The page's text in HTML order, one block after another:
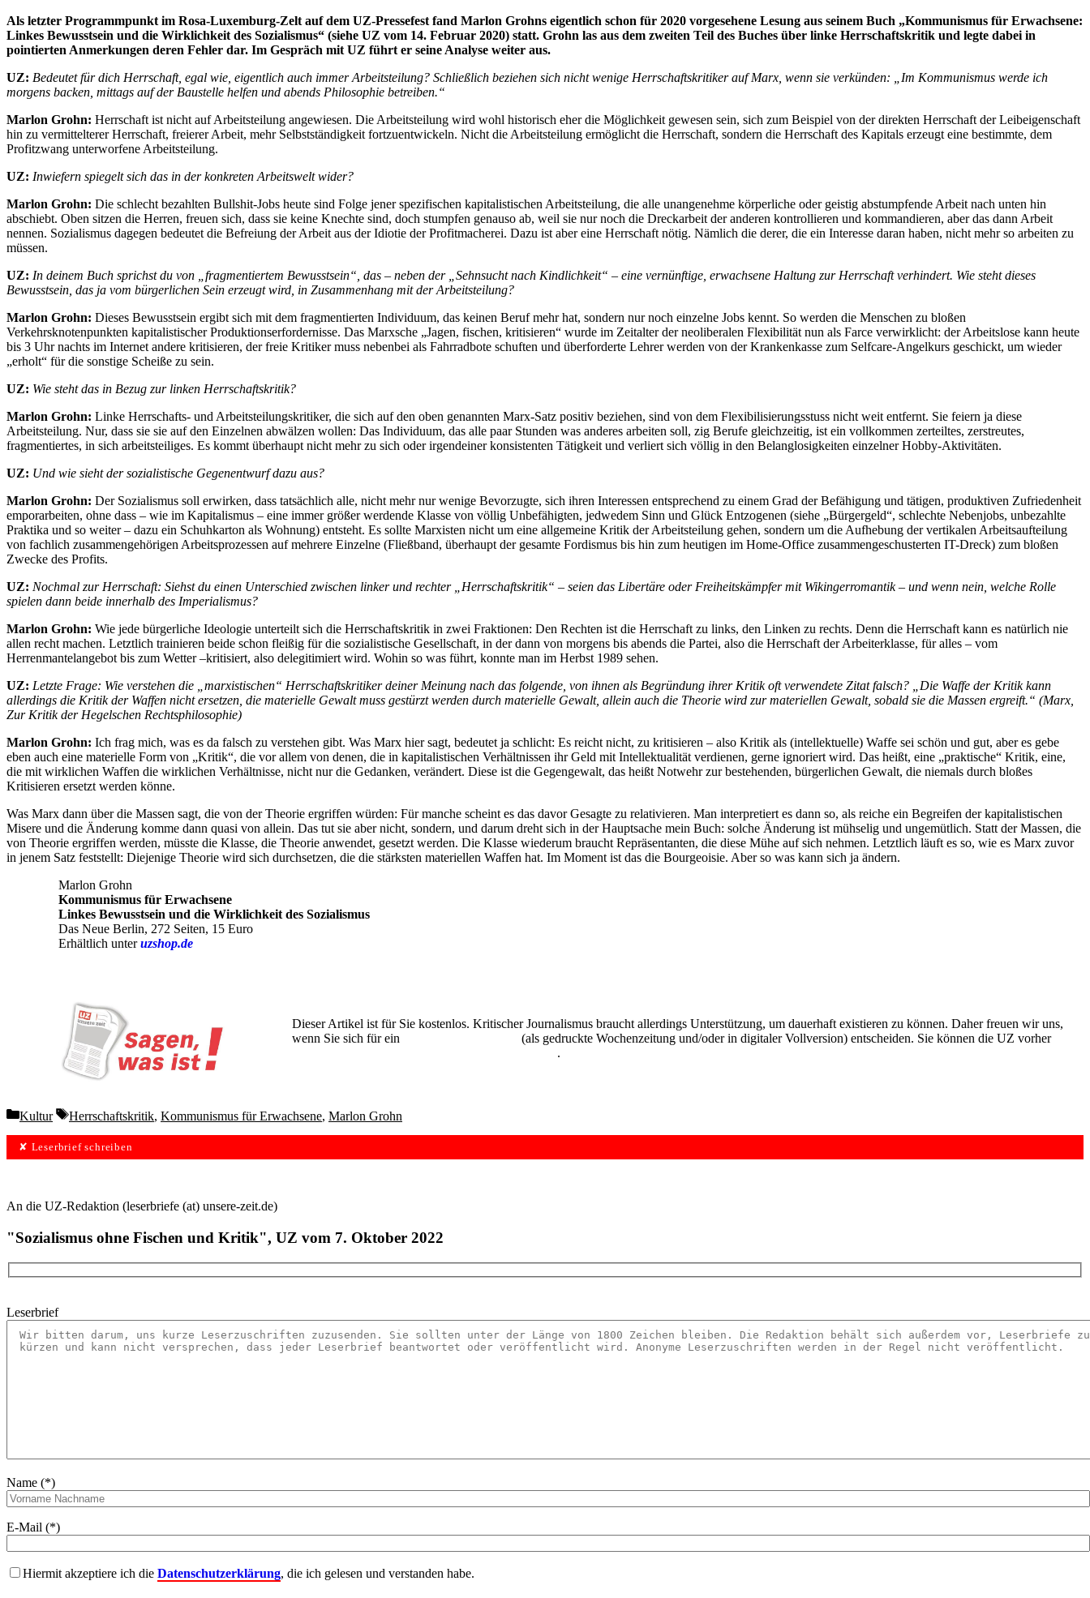
Als letzter Programmpunkt im Rosa-Luxemburg-Zelt auf dem UZ-Pressefest fand Marlon Grohns eigentlich schon für 2020 vorgesehene Lesung aus seinem Buch „Kommunismus für Erwachsene:
Linkes Bewusstsein und die Wirklichkeit des Sozialismus“ (siehe UZ vom 14. Februar 2020) statt. Grohn las aus dem zweiten Teil des Buches über linke Herrschaftskritik und legte dabei in
pointierten Anmerkungen deren Fehler dar. Im Gespräch mit UZ führt er seine Analyse weiter aus.
UZ: Bedeutet für dich Herrschaft, egal wie, eigentlich auch immer Arbeitsteilung? Schließlich beziehen sich nicht wenige Herrschaftskritiker auf Marx, wenn sie verkünden: „Im Kommunismus werde ich
morgens backen, mittags auf der Baustelle helfen und abends Philosophie betreiben.“
Marlon Grohn: Herrschaft ist nicht auf Arbeitsteilung angewiesen. Die Arbeitsteilung wird wohl historisch eher die Möglichkeit gewesen sein, sich zum Beispiel von der direkten Herrschaft der Leibeigenschaft
hin zu vermittelterer Herrschaft, freierer Arbeit, mehr Selbstständigkeit fortzuentwickeln. Nicht die Arbeitsteilung ermöglicht die Herrschaft, sondern die Herrschaft des Kapitals erzeugt eine bestimmte, dem
Profitzwang unterworfene Arbeitsteilung.
UZ: Inwiefern spiegelt sich das in der konkreten Arbeitswelt wider?
Marlon Grohn: Die schlecht bezahlten Bullshit-Jobs heute sind Folge jener spezifischen kapitalistischen Arbeitsteilung, die alle unangenehme körperliche oder geistig abstumpfende Arbeit nach unten hin
abschiebt. Oben sitzen die Herren, freuen sich, dass sie keine Knechte sind, doch stumpfen genauso ab, weil sie nur noch die Dreckarbeit der anderen kontrollieren und kommandieren, aber das dann Arbeit
nennen. Sozialismus dagegen bedeutet die Befreiung der Arbeit aus der Idiotie der Profitmacherei. Dazu ist aber eine Herrschaft nötig. Nämlich die derer, die ein Interesse daran haben, nicht mehr so arbeiten zu
müssen.
UZ: In deinem Buch sprichst du von „fragmentiertem Bewusstsein“, das – neben der „Sehnsucht nach Kindlichkeit“ – eine vernünftige, erwachsene Haltung zur Herrschaft verhindert. Wie steht dieses
Bewusstsein, das ja vom bürgerlichen Sein erzeugt wird, in Zusammenhang mit der Arbeitsteilung?
Marlon Grohn: Dieses Bewusstsein ergibt sich mit dem fragmentierten Individuum, das keinen Beruf mehr hat, sondern nur noch einzelne Jobs kennt. So werden die Menschen zu bloßen
Verkehrsknotenpunkten kapitalistischer Produktionserfordernisse. Das Marxsche „Jagen, fischen, kritisieren“ wurde im Zeitalter der neoliberalen Flexibilität nun als Farce verwirklicht: der Arbeitslose kann heute
bis 3 Uhr nachts im Internet andere kritisieren, der freie Kritiker muss nebenbei als Fahrradbote schuften und überforderte Lehrer werden von der Krankenkasse zum Selfcare-Angelkurs geschickt, um wieder
„erholt“ für die sonstige Scheiße zu sein.
UZ: Wie steht das in Bezug zur linken Herrschaftskritik?
Marlon Grohn: Linke Herrschafts- und Arbeitsteilungskritiker, die sich auf den oben genannten Marx-Satz positiv beziehen, sind von dem Flexibilisierungsstuss nicht weit entfernt. Sie feiern ja diese
Arbeitsteilung. Nur, dass sie sie auf den Einzelnen abwälzen wollen: Das Individuum, das alle paar Stunden was anderes arbeiten soll, zig Berufe gleichzeitig, ist ein vollkommen zerteiltes, zerstreutes,
fragmentiertes, in sich arbeitsteiliges. Es kommt überhaupt nicht mehr zu sich oder irgendeiner konsistenten Tätigkeit und verliert sich völlig in den Belanglosigkeiten einzelner Hobby-Aktivitäten.
UZ: Und wie sieht der sozialistische Gegenentwurf dazu aus?
Marlon Grohn: Der Sozialismus soll erwirken, dass tatsächlich alle, nicht mehr nur wenige Bevorzugte, sich ihren Interessen entsprechend zu einem Grad der Befähigung und tätigen, produktiven Zufriedenheit
emporarbeiten, ohne dass – wie im Kapitalismus – eine immer größer werdende Klasse von völlig Unbefähigten, jedwedem Sinn und Glück Entzogenen (siehe „Bürgergeld“, schlechte Nebenjobs, unbezahlte
Praktika und so weiter – dazu ein Schuhkarton als Wohnung) entsteht. Es sollte Marxisten nicht um eine allgemeine Kritik der Arbeitsteilung gehen, sondern um die Aufhebung der vertikalen Arbeitsaufteilung
von fachlich zusammengehörigen Arbeitsprozessen auf mehrere Einzelne (Fließband, überhaupt der gesamte Fordismus bis hin zum heutigen im Home-Office zusammengeschusterten IT-Dreck) zum bloßen
Zwecke des Profits.
UZ: Nochmal zur Herrschaft: Siehst du einen Unterschied zwischen linker und rechter „Herrschaftskritik“ – seien das Libertäre oder Freiheitskämpfer mit Wikingerromantik – und wenn nein, welche Rolle
spielen dann beide innerhalb des Imperialismus?
Marlon Grohn: Wie jede bürgerliche Ideologie unterteilt sich die Herrschaftskritik in zwei Fraktionen: Den Rechten ist die Herrschaft zu links, den Linken zu rechts. Denn die Herrschaft kann es natürlich nie
allen recht machen. Letztlich trainieren beide schon fleißig für die sozialistische Gesellschaft, in der dann von morgens bis abends die Partei, also die Herrschaft der Arbeiterklasse, für alles – vom
Herrenmantelangebot bis zum Wetter –kritisiert, also delegitimiert wird. Wohin so was führt, konnte man im Herbst 1989 sehen.
UZ: Letzte Frage: Wie verstehen die „marxistischen“ Herrschaftskritiker deiner Meinung nach das folgende, von ihnen als Begründung ihrer Kritik oft verwendete Zitat falsch? „Die Waffe der Kritik kann
allerdings die Kritik der Waffen nicht ersetzen, die materielle Gewalt muss gestürzt werden durch materielle Gewalt, allein auch die Theorie wird zur materiellen Gewalt, sobald sie die Massen ergreift.“ (Marx,
Zur Kritik der Hegelschen Rechtsphilosophie)
Marlon Grohn: Ich frag mich, was es da falsch zu verstehen gibt. Was Marx hier sagt, bedeutet ja schlicht: Es reicht nicht, zu kritisieren – also Kritik als (intellektuelle) Waffe sei schön und gut, aber es gebe
eben auch eine materielle Form von „Kritik“, die vor allem von denen, die in kapitalistischen Verhältnissen ihr Geld mit Intellektualität verdienen, gerne ignoriert wird. Das heißt, eine „praktische“ Kritik, eine,
die mit wirklichen Waffen die wirklichen Verhältnisse, nicht nur die Gedanken, verändert. Diese ist die Gegengewalt, das heißt Notwehr zur bestehenden, bürgerlichen Gewalt, die niemals durch bloßes
Kritisieren ersetzt werden könne.
Was Marx dann über die Massen sagt, die von der Theorie ergriffen würden: Für manche scheint es das davor Gesagte zu relativieren. Man interpretiert es dann so, als reiche ein Begreifen der kapitalistischen
Misere und die Änderung komme dann quasi von allein. Das tut sie aber nicht, sondern, und darum dreht sich in der Hauptsache mein Buch: solche Änderung ist mühselig und ungemütlich. Statt der Massen, die
von Theorie ergriffen werden, müsste die Klasse, die Theorie anwendet, gesetzt werden. Die Klasse wiederum braucht Repräsentanten, die diese Mühe auf sich nehmen. Letztlich läuft es so, wie es Marx zuvor
in jenem Satz feststellt: Diejenige Theorie wird sich durchsetzen, die die stärksten materiellen Waffen hat. Im Moment ist das die Bourgeoisie. Aber so was kann sich ja ändern.
Marlon Grohn
Kommunismus für Erwachsene
Linkes Bewusstsein und die Wirklichkeit des Sozialismus
Das Neue Berlin, 272 Seiten, 15 Euro
Erhältlich unteruzshop.de
Dieser Artikel ist für Sie kostenlos. Kritischer Journalismus braucht allerdings Unterstützung, um dauerhaft existieren zu können. Daher freuen wir uns,
wenn Sie sich für ein
(als gedruckte Wochenzeitung und/oder in digitaler Vollversion) entscheiden. Sie können die UZ vorher
.
Categories
Kultur Tags
Herrschaftskritik, Kommunismus für Erwachsene, Marlon Grohn
✘ Leserbrief schreiben
An die UZ-Redaktion (leserbriefe (at) unsere-zeit.de)
"Sozialismus ohne Fischen und Kritik", UZ vom 7. Oktober 2022
Leserbrief
Name (*)
E-Mail (*)
Hiermit akzeptiere ich die Datenschutzerklärung, die ich gelesen und verstanden habe.